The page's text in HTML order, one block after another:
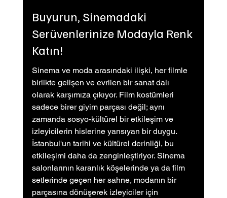
Buyurun, Sinemadaki
Serüvenlerinize Modayla Renk
Katın!
Sinema ve moda arasındaki ilişki, her filmle
birlikte gelişen ve evrilen bir sanat dalı
olarak karşımıza çıkıyor. Film kostümleri
sadece birer giyim parçası değil; aynı
zamanda sosyo-kültürel bir etkileşim ve
izleyicilerin hislerine yansıyan bir duygu.
İstanbul'un tarihi ve kültürel derinliği, bu
etkileşimi daha da zenginleştiriyor. Sinema
salonlarının karanlık köşelerinde ya da film
setlerinde geçen her sahne, modanın bir
parçasına dönüşerek izleyiciler için